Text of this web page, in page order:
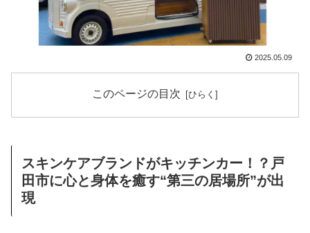
2025.05.09
このページの目次
スキンケアブランドがキッチンカー！？戸
田市に心と身体を癒す“第三の居場所”が出
現